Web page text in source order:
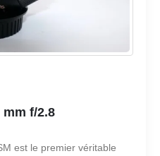
mm f/2.8
est le premier véritable